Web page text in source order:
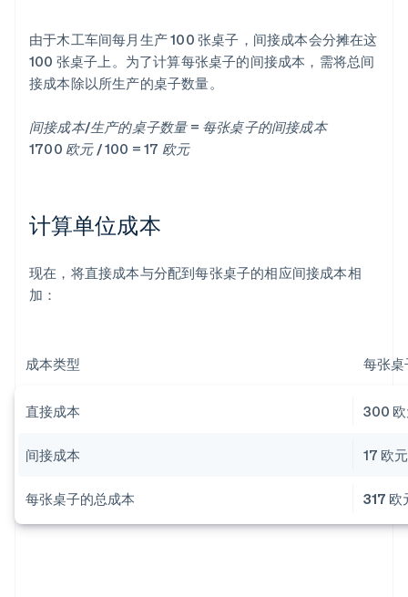
由于木工车间每月生产 100 张桌子，间接成本会分摊在这
100 张桌子上。为了计算每张桌子的间接成本，需将总间
接成本除以所生产的桌子数量。
间接成本/生产的桌子数量 = 每张桌子的间接成本
1700 欧元 / 100 = 17 欧元
计算单位成本
现在，将直接成本与分配到每张桌子的相应间接成本相
加：
成本类型 每张
直接成本 300
间接成本 17 欧元
每张桌子的总成本 317 欧